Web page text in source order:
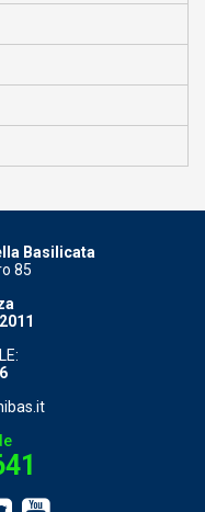
Basilicata
85